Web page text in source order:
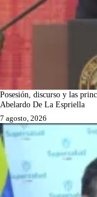
Posesión, discurso y las
Abelardo De La Espriella
7 agosto, 2026